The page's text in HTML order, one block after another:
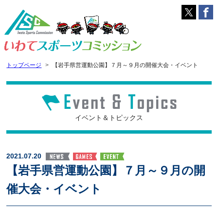
トップページ 【岩手県営運動公園】７月～９月の開催大会・イベント
イベント＆トピックス
2021.07.20
【岩手県営運動公園】７月～９月の開
催大会・イベント